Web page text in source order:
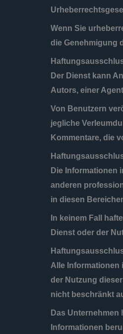
Wenn Sie
die Genehmigung
Der Dienst kann
Autors, einer
Von Benutzern
jegliche
Kommentare, die
Die Informationen
anderen
in diesen
In keinem Fall
Dienst oder der
Alle Informationen
der Nutzung
nicht beschränkt
Das
Informationen